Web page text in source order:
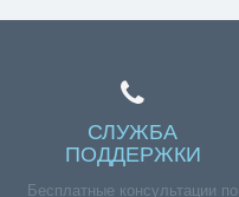
СЛУЖБА
ПОДДЕРЖКИ
Бесплатные консультации по